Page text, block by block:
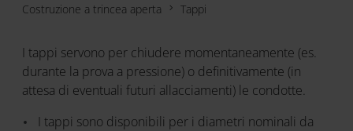
Costruzione a trincea aperta
Tappi
I tappi servono per chiudere momentaneamente (es.
durante la prova a pressione) o definitivamente (in
attesa di eventuali futuri allacciamenti) le condotte.
I tappi sono disponibili per i diametri nominali da